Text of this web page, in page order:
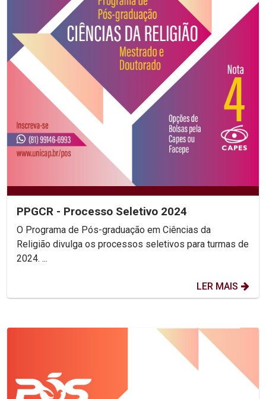
PPGCR - Processo Seletivo 2024
O Programa de Pós-graduação em Ciências da
Religião divulga os processos seletivos para turmas de
2024. ...
LER MAIS